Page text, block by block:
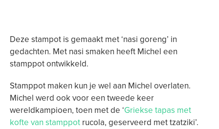
Deze stampot is gemaakt met ‘nasi goreng’ in
gedachten. Met nasi smaken heeft Michel een
stamppot ontwikkeld.
Stamppot maken kun je wel aan Michel overlaten.
Michel werd ook voor een tweede keer
wereldkampioen, toen met de ‘Griekse tapas met
kofte van stamppot rucola, geserveerd met tzatziki’.